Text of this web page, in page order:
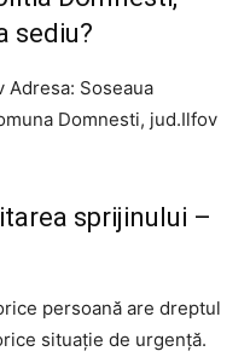
sediu?
Soseaua
Domnesti, jud.Ilfov
sprijinului –
persoană are dreptul
situație de urgență.